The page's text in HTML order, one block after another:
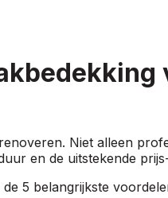
Niet alleen
en de uitstekende
5 belangrijkste